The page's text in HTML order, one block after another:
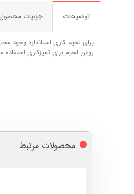
توضیحات جزئیات محصول
برای لحیم کاری استاندارد وجود
روغن لحیم برای تمیزکاری استفاده
محصولات مرتبط